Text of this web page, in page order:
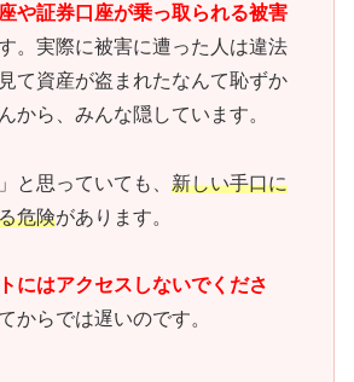
や証券口座が乗っ取られる被害
。実際に被害に遭った人は違法
て資産が盗まれたなんて恥ずか
から、みんな隠しています。
と思っていても、 新しい手口に
危険があります。
にはアクセスしないでくださ
からでは遅いのです。